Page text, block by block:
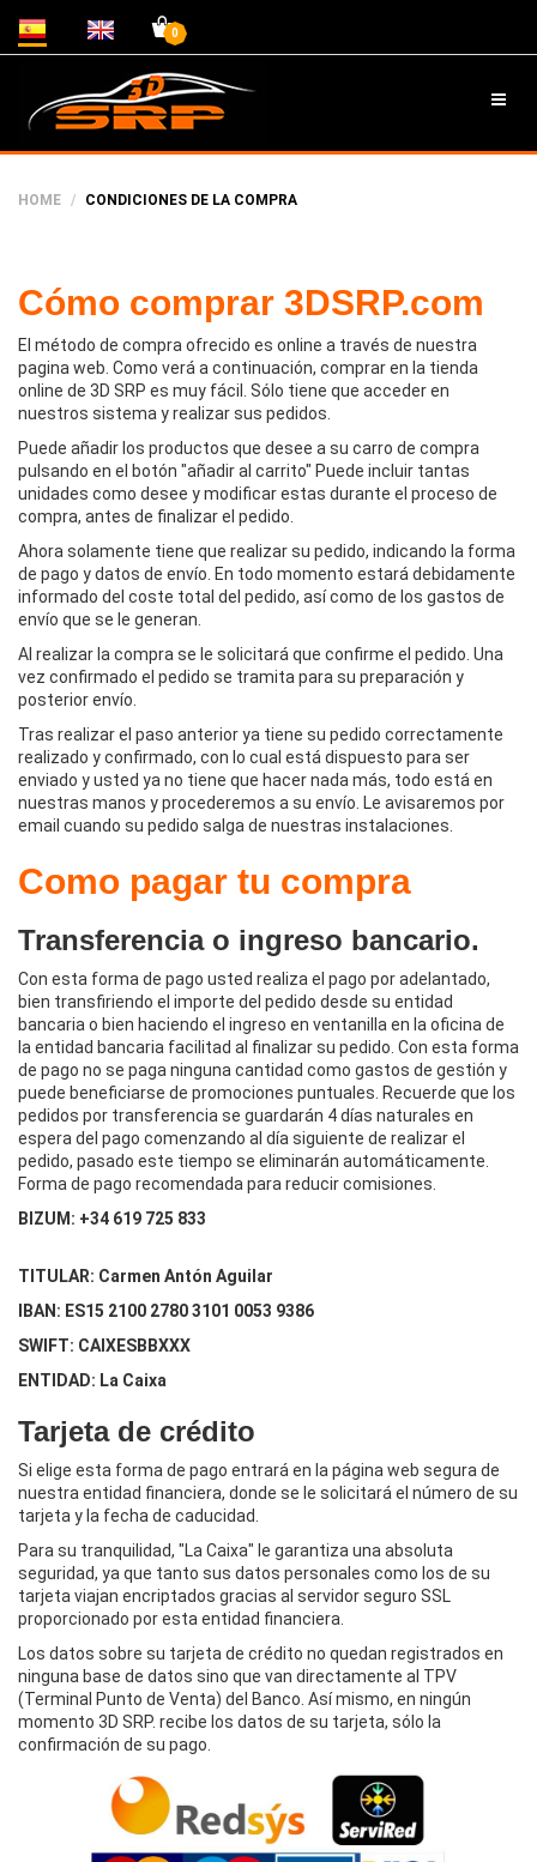
0
HOME CONDICIONES DE LA COMPRA
Cómo comprar 3DSRP.com
El método de compra ofrecido es online a través de nuestra
pagina web. Como verá a continuación, comprar en la tienda
online de 3D SRP es muy fácil. Sólo tiene que acceder en
nuestros sistema y realizar sus pedidos.
Puede añadir los productos que desee a su carro de compra
pulsando en el botón "añadir al carrito" Puede incluir tantas
unidades como desee y modificar estas durante el proceso de
compra, antes de finalizar el pedido.
Ahora solamente tiene que realizar su pedido, indicando la forma
de pago y datos de envío. En todo momento estará debidamente
informado del coste total del pedido, así como de los gastos de
envío que se le generan.
Al realizar la compra se le solicitará que confirme el pedido. Una
vez confirmado el pedido se tramita para su preparación y
posterior envío.
Tras realizar el paso anterior ya tiene su pedido correctamente
realizado y confirmado, con lo cual está dispuesto para ser
enviado y usted ya no tiene que hacer nada más, todo está en
nuestras manos y procederemos a su envío. Le avisaremos por
email cuando su pedido salga de nuestras instalaciones.
Como pagar tu compra
Transferencia o ingreso bancario.
Con esta forma de pago usted realiza el pago por adelantado,
bien transfiriendo el importe del pedido desde su entidad
bancaria o bien haciendo el ingreso en ventanilla en la oficina de
la entidad bancaria facilitad al finalizar su pedido. Con esta forma
de pago no se paga ninguna cantidad como gastos de gestión y
puede beneficiarse de promociones puntuales. Recuerde que los
pedidos por transferencia se guardarán 4 días naturales en
espera del pago comenzando al día siguiente de realizar el
pedido, pasado este tiempo se eliminarán automáticamente.
Forma de pago recomendada para reducir comisiones.
BIZUM: +34 619 725 833
TITULAR: Carmen Antón Aguilar
IBAN: ES15 2100 2780 3101 0053 9386
SWIFT: CAIXESBBXXX
ENTIDAD: La Caixa
Tarjeta de crédito
Si elige esta forma de pago entrará en la página web segura de
nuestra entidad financiera, donde se le solicitará el número de su
tarjeta y la fecha de caducidad.
Para su tranquilidad, "La Caixa" le garantiza una absoluta
seguridad, ya que tanto sus datos personales como los de su
tarjeta viajan encriptados gracias al servidor seguro SSL
proporcionado por esta entidad financiera.
Los datos sobre su tarjeta de crédito no quedan registrados en
ninguna base de datos sino que van directamente al TPV
(Terminal Punto de Venta) del Banco. Así mismo, en ningún
momento 3D SRP. recibe los datos de su tarjeta, sólo la
confirmación de su pago.